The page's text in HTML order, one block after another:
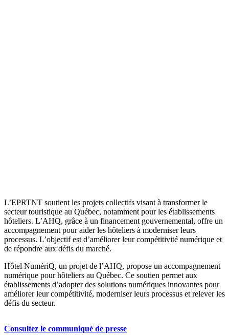
L’EPRTNT soutient les projets collectifs visant à transformer le
secteur touristique au Québec, notamment pour les établissements
hôteliers. L’AHQ, grâce à un financement gouvernemental, offre un
accompagnement pour aider les hôteliers à moderniser leurs
processus. L’objectif est d’améliorer leur compétitivité numérique et
de répondre aux défis du marché.
Hôtel NumériQ, un projet de l’AHQ, propose un accompagnement
numérique pour hôteliers au Québec. Ce soutien permet aux
établissements d’adopter des solutions numériques innovantes pour
améliorer leur compétitivité, moderniser leurs processus et relever les
défis du secteur.
Consultez le communiqué de presse